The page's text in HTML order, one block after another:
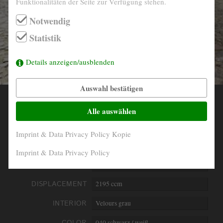
DISPLACEMENT 2195 ccm
INTERIOR Velours grau
Notwendig
Statistik
Details anzeigen/ausblenden
Auswahl bestätigen
Alle auswählen
Imprint & Data Privacy Policy Kopie
Imprint & Data Privacy Policy